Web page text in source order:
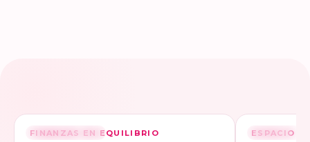
RELACIONADA
FINANZAS EN EQUILIBRIO ESPACIO